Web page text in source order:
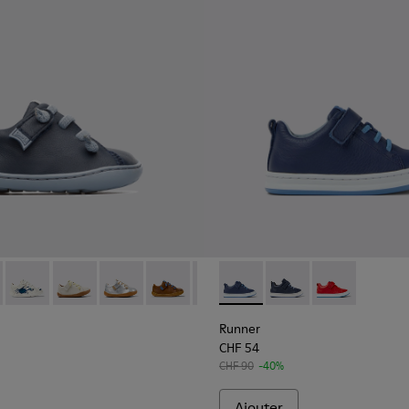
enfant
- Blue
120
Peu - 80212-119
Peu - 80212-117
Peu - 80212-114Peu - 80212-112Peu - 80212-108
Peu - 80212-096 -
Peu - 80212-084
Peu -
Runner - K800529-001 -
Runner - K800529-
Runner -
Runner
CHF 54
CHF 90 -40%